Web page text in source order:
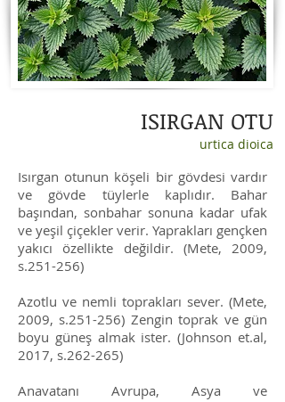
ISIRGAN OTU
urtica dioica
Isırgan otunun köşeli bir gövdesi vardır
ve gövde tüylerle kaplıdır. Bahar
başından, sonbahar sonuna kadar ufak
ve yeşil çiçekler verir. Yaprakları gençken
yakıcı özellikte değildir. (Mete, 2009,
s.251-256)
Azotlu ve nemli toprakları sever. (Mete,
2009, s.251-256) Zengin toprak ve gün
boyu güneş almak ister. (Johnson et.al,
2017, s.262-265)
Anavatanı Avrupa, Asya ve